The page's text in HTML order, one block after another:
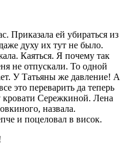
Приказала ей убираться из
духу их тут не было.
Каяться. Я почему так
не отпускали. То одной
У Татьяны же давление! А
это переварить да теперь
Сережкиной. Лена
назвала.
и поцеловал в висок.